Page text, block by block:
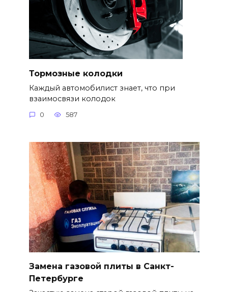
Тормозные колодки
Каждый автомобилист знает, что при
взаимосвязи колодок
0 587
Замена газовой плиты в Санкт-
Петербурге